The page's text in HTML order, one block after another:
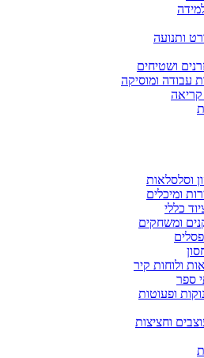
ותנועה
ושטיחים
עבודה ומוסיקה
קריאה
וסלסלאות
ומיכלים
כללי
ומשחקים
ולוחות קיר
ספר
ופעוטות
וחציצות